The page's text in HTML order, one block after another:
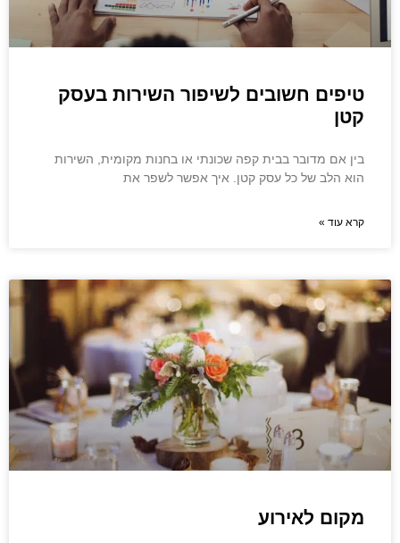
טיפים חשובים לשיפור השירות בעסק
קטן
בין אם מדובר בבית קפה שכונתי או בחנות מקומית, השירות
הוא הלב של כל עסק קטן. איך אפשר לשפר את
קרא עוד »
מקום לאירוע